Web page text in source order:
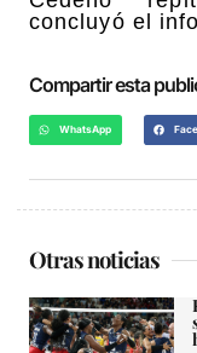
concluyó el
Compartir esta
WhatsApp
Otras noticias